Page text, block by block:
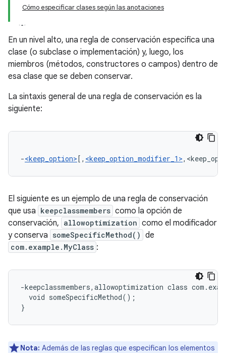
Cómo especificar clases según las anotaciones
En un nivel alto, una regla de conservación especifica una
clase (o subclase o implementación) y, luego, los
miembros (métodos, constructores o campos) dentro de
esa clase que se deben conservar.
La sintaxis general de una regla de conservación es la
siguiente:
-<keep_option>[, <keep_option_modifier_1>
El siguiente es un ejemplo de una regla de conservación
que usa keepclassmembers como la opción de
conservación, allowoptimization como el modificador
y conserva someSpecificMethod() de
com.example.MyClass :
-keepclassmembers,allowoptimization class
  void someSpecificMethod();
Nota: Además de las reglas que especifican los elementos